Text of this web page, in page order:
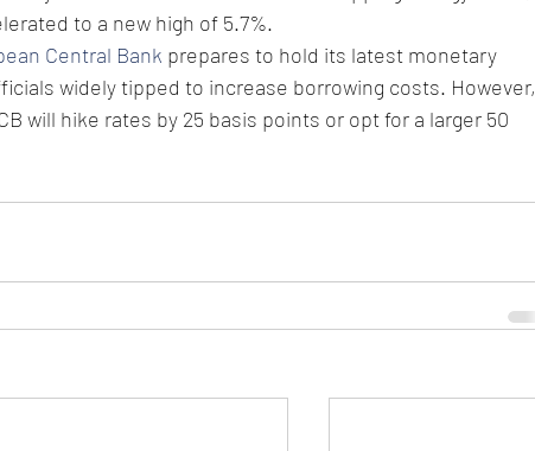
to a new high of 5.7%.
Central Bank prepares to hold its latest monetary
widely tipped to increase borrowing costs. However,
will hike rates by 25 basis points or opt for a larger 50